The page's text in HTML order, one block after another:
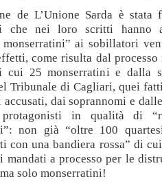
de L’Unione Sarda è stata
che nei loro scritti hanno
monserratini” ai sobillatori
come risulta dal
cui 25 monserratini e dalla
Tribunale di Cagliari, quei
dai soprannomi e
in qualità di
non già “oltre 100
con una bandiera rossa” di
mandati a processo per le
solo monserratini!